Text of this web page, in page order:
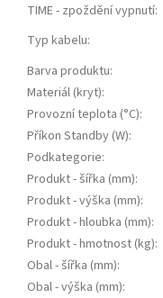
TIME - zpoždění vypnutí:
Typ kabelu:
Barva produktu:
Materiál (kryt):
Provozní teplota (°C):
Příkon Standby (W):
Podkategorie:
Produkt - šířka (mm):
Produkt - výška (mm):
Produkt - hloubka (mm):
Produkt - hmotnost (kg):
Obal - šířka (mm):
Obal - výška (mm):